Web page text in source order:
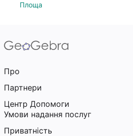
Площа
Про
Партнери
Центр Допомоги
Умови надання послуг
Приватність